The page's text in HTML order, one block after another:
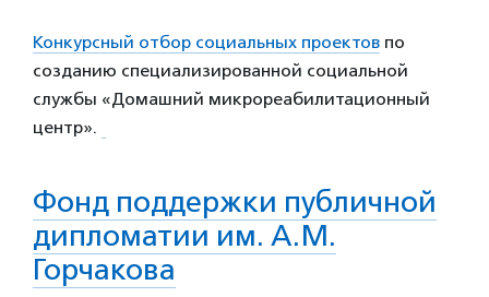
Конкурсный отбор социальных проектов по
созданию специализированной социальной
службы «Домашний микрореабилитационный
центр».
Фонд поддержки публичной
дипломатии им. А.М.
Горчакова